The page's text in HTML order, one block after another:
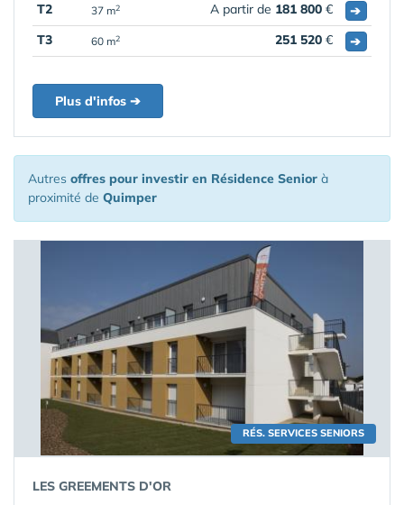
T2 37 m2 A partir de 181 800 €
➔
T3
60 m2 251 520 € ➔
Plus d'infos ➔
Autres offres pour investir en Résidence Senior à
proximité de Quimper
RÉS. SERVICES SENIORS
LES GREEMENTS D'OR